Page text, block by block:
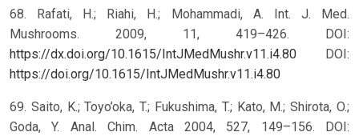
68. Rafati, H.; Riahi, H.; Mohammadi, A. Int. J. Med.
Mushrooms. 2009, 11, 419–426. DOI:
https://dx.doi.org/10.1615/IntJMedMushr.v11.i4.80
DOI:
https://doi.org/10.1615/IntJMedMushr.v11.i4.80
69. Saito, K.; Toyo’oka, T.; Fukushima, T.; Kato, M.; Shirota, O.;
Goda, Y. Anal. Chim. Acta 2004, 527, 149–156. DOI: